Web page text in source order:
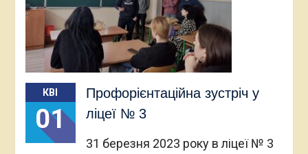
КВІ
01
Профорієнтаційна зустріч у
ліцеї № 3
31 березня 2023 року в ліцеї № 3